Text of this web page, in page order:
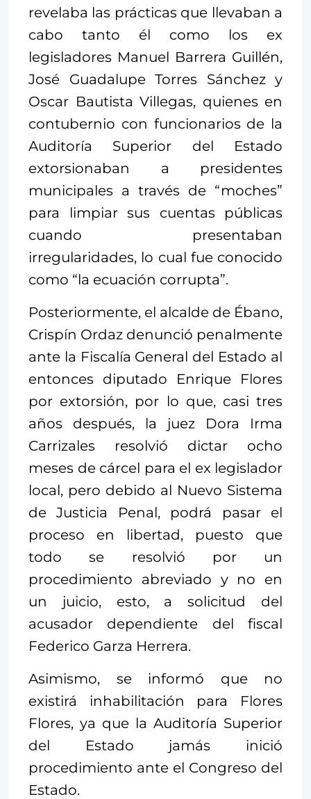
revelaba las prácticas que llevaban a
cabo tanto él como los ex
legisladores Manuel Barrera Guillén,
José Guadalupe Torres Sánchez y
Oscar Bautista Villegas, quienes en
contubernio con funcionarios de la
Auditoría Superior del Estado
extorsionaban a presidentes
municipales a través de “moches”
para limpiar sus cuentas públicas
cuando presentaban
irregularidades, lo cual fue conocido
como “la ecuación corrupta”.
Posteriormente, el alcalde de Ébano,
Crispín Ordaz denunció penalmente
ante la Fiscalía General del Estado al
entonces diputado Enrique Flores
por extorsión, por lo que, casi tres
años después, la juez Dora Irma
Carrizales resolvió dictar ocho
meses de cárcel para el ex legislador
local, pero debido al Nuevo Sistema
de Justicia Penal, podrá pasar el
proceso en libertad, puesto que
todo se resolvió por un
procedimiento abreviado y no en
un juicio, esto, a solicitud del
acusador dependiente del fiscal
Federico Garza Herrera.
Asimismo, se informó que no
existirá inhabilitación para Flores
Flores, ya que la Auditoría Superior
del Estado jamás inició
procedimiento ante el Congreso del
Estado.